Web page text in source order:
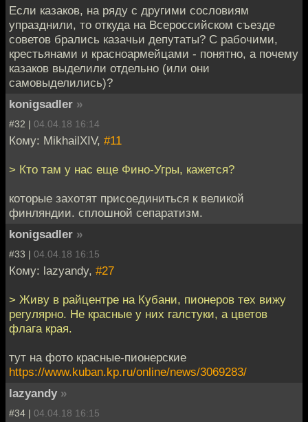
Если казаков, на ряду с другими сословиям
упразднили, то откуда на Всероссийском съезде
советов брались казачьи депутаты? С рабочими,
крестьянами и красноармейцами - понятно, а почему
казаков выделили отдельно (или они
самовыделились)?
konigsadler »
#32 | 04.04.18 16:14
Кому: MikhailXIV, #11
> Кто там у нас еще Фино-Угры, кажется?
которые захотят присоединиться к великой
финляндии. сплошной сепаратизм.
konigsadler »
#33 | 04.04.18 16:15
Кому: lazyandy, #27
> Живу в райцентре на Кубани, пионеров тех вижу
регулярно. Не красные у них галстуки, а цветов
флага края.
тут на фото красные-пионерские
https://www.kuban.kp.ru/online/news/3069283/
lazyandy »
#34 | 04.04.18 16:15